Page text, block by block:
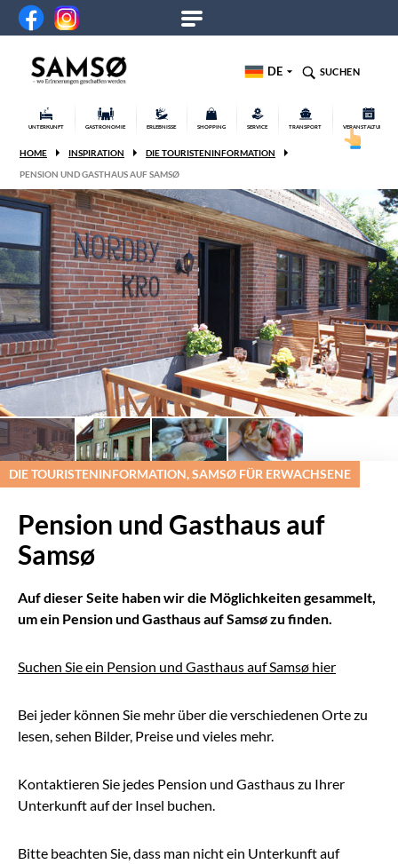
DE SUCHEN
UNTERKUNFT GASTRONOMIE ERLEBNISSE SHOPPING SERVICE TRANSPORT VERANSTALTUNGEN
HOME INSPIRATION
DIE TOURISTENINFORMATION
PENSION UND GASTHAUS AUF SAMSØ
DIE TOURISTENINFORMATION, SAMSØ FÜR ERWACHSENE
Pension und Gasthaus auf
Samsø
Auf dieser Seite haben wir die Möglichkeiten gesammelt,
um ein Pension und Gasthaus auf Samsø zu finden.
Suchen Sie ein Pension und Gasthaus auf Samsø hier
Bei jeder können Sie mehr über die verschiedenen Orte zu
lesen, sehen Bilder, Preise und vieles mehr.
Kontaktieren Sie jedes Pension und Gasthaus zu Ihrer
Unterkunft auf der Insel buchen.
Bitte beachten Sie, dass man nicht ein Unterkunft auf